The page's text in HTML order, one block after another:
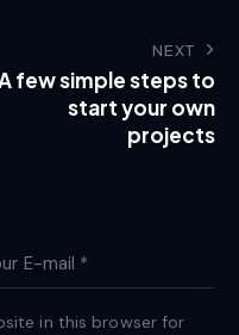
NEXT
few simple steps to
start your own
projects
in this browser for